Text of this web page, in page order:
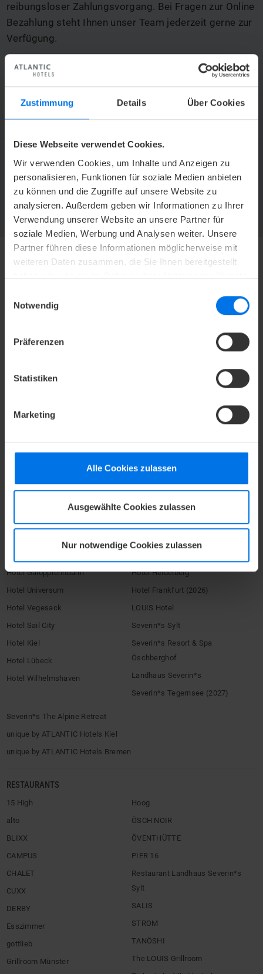
Zustimmung Details Über Cookies
Diese Webseite verwendet Cookies.
Wir verwenden Cookies, um Inhalte und Anzeigen zu
personalisieren, Funktionen für soziale Medien anbieten
zu können und die Zugriffe auf unsere Website zu
analysieren. Außerdem geben wir Informationen zu Ihrer
Verwendung unserer Website an unsere Partner für
soziale Medien, Werbung und Analysen weiter. Unsere
Partner führen diese Informationen möglicherweise mit
weiteren Daten zusammen, die Sie Ihnen bereitgestellt
haben oder die sie im Rahmen Ihrer Nutzung der Dienste
Notwendig
Präferenzen
Statistiken
Marketing
Alle Cookies zulassen
Ausgewählte Cookies zulassen
Nur notwendige Cookies zulassen
reibungsloser Zahlungsvorgang. Bei Fragen zur Online
Bezahlung steht Ihnen unser Team jederzeit gerne zur
Verfügung.
Wir wünschen Ihnen einen angenehmen Aufenthalt.
ATLANTIC HOTELS NEWSLETTER
Jetzt abonnieren und kein Angebot mehr verpassen.
ZUR NEWSLETTER-ANMELDUNG
HOTEL
Kontakt
Barrierefreiheitserklärung
Impressum
Firmenlogin
Umbuchen / Stornieren
Hotel Galopprennbahn
Hotel Universum
Hotel Vegesack
Hotel Sail City
Hotel Kiel
Hotel Lübeck
Hotel Wilhelmshaven
Hotel Heidelberg
Hotel Frankfurt (2026)
LOUIS Hotel
Severin*s Sylt
Severin*s Resort & Spa
Öschberghof
Landhaus Severin*s
Severin*s Tegernsee (2027)
Severin*s The Alpine Retreat
unique by ATLANTIC Hotels Kiel
unique by ATLANTIC Hotels Bremen
RESTAURANTS
15 High
alto
BLIXX
CAMPUS
CHALET
CUXX
DERBY
Esszimmer
gottlieb
Grillroom Münster
Hoog
ÖSCH NOIR
ÖVENTHÜTTE
PIER 16
Restaurant Landhaus Severin*s
Sylt
SALIS
STROM
TANÖSHI
The LOUIS Grillroom